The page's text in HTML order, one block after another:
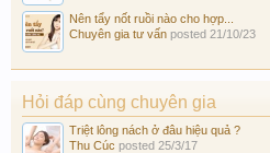
Nên tẩy nốt ruồi nào cho hợp...
Chuyên gia tư vấn posted 21/10/23
Hỏi đáp cùng chuyên gia
Triệt lông nách ở đâu hiệu quả ?
Thu Cúc posted 25/3/17